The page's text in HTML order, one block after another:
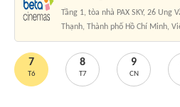
Tầng 1, tòa nhà PAX SKY, 26 Ung
Thạnh, Thành phố Hồ Chí Minh,
7
T6
8
T7
9
CN